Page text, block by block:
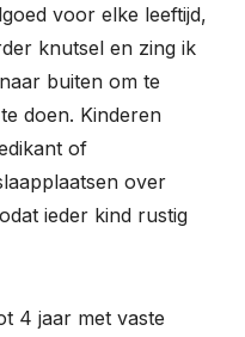
voor elke leeftijd,
knutsel en zing ik
buiten om te
doen. Kinderen
of
over
ieder kind rustig
4 jaar met vaste